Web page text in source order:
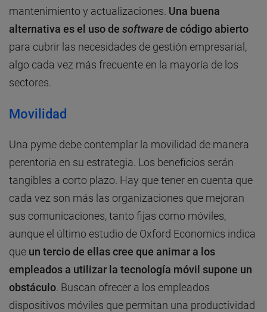
mantenimiento y actualizaciones. Una buena
alternativa es el uso de softwarede código abierto
para cubrir las necesidades de gestión empresarial,
algo cada vez más frecuente en la mayoría de los
sectores.
Movilidad
Una pyme debe contemplar la movilidad de manera
perentoria en su estrategia. Los beneficios serán
tangibles a corto plazo. Hay que tener en cuenta que
cada vez son más las organizaciones que mejoran
sus comunicaciones, tanto fijas como móviles,
aunque el último estudio de Oxford Economics indica
que un tercio de ellas cree que animar a los
empleados a utilizar la tecnología móvil supone un
obstáculo . Buscan ofrecer a los empleados
dispositivos móviles que permitan una productividad